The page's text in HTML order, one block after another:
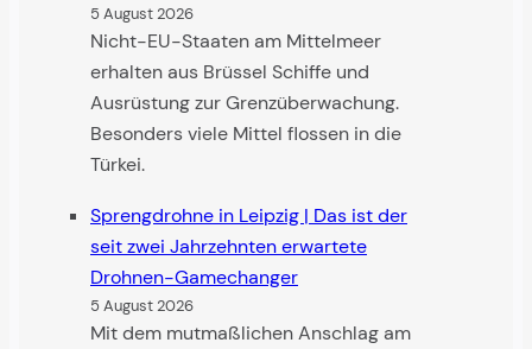
5 August 2026
Nicht-EU-Staaten am Mittelmeer
erhalten aus Brüssel Schiffe und
Ausrüstung zur Grenzüberwachung.
Besonders viele Mittel flossen in die
Türkei.
Sprengdrohne in Leipzig | Das ist der
seit zwei Jahr­zehnten erwartete
Drohnen-Game­changer
5 August 2026
Mit dem mutmaßlichen Anschlag am